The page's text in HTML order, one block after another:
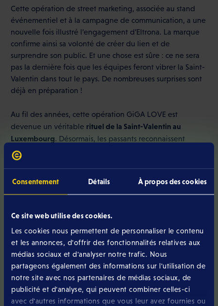
Consentement Détails À propos des cookies
Ce site web utilise des cookies.
Les cookies nous permettent de personnaliser le contenu
et les annonces, d'offrir des fonctionnalités relatives aux
médias sociaux et d'analyser notre trafic. Nous
partageons également des informations sur l'utilisation de
notre site avec nos partenaires de médias sociaux, de
publicité et d'analyse, qui peuvent combiner celles-ci
avec d'autres informations que vous leur avez fournies ou
Cette opération de street marketing, associée au stand
événementiel et à la campagne de communication, a une
nouvelle fois illustré l’engagement d’Eltrona. La marque
confirme ainsi sa volonté de créer du lien et de
surprendre son public. Et une chose est sûre : ce ne sera
pas la dernière fois que les équipes feront vibrer la Saint-
Valentin dans tout le pays. De nombreuses surprises sont
déjà en préparation !
Au fil des années, cette opération GiGA LOVE est
devenue un véritable rituel de la Saint-Valentin au
Luxembourg. Désormais, les passants reconnaissent
l’énergie des équipes Eltrona et s’arrêtent spontanément.
Chacun attend presque avec impatience ce moment
rendez-vous annuel s’est imposé comme une prise de
parole incontournable ! C’est devenu un moment de vraie
la Saint‑Valentin.